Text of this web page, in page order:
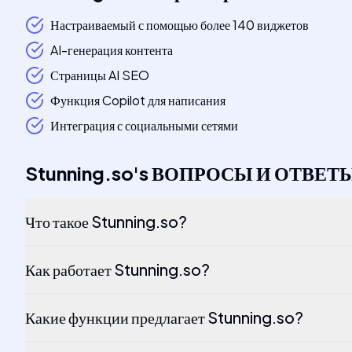
Настраиваемый с помощью более 140 виджетов
AI-генерация контента
Страницы AI SEO
Функция Copilot для написания
Интеграция с социальными сетями
Stunning.so'sВОПРОСЫ И
Что такое Stunning.so?
Как работает Stunning.so?
Какие функции предлагает Stunning.so?